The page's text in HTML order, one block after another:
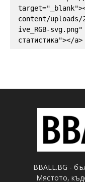
content/uploads/
ive_RGB-
статистика"></a>
BBALL.BG -
Мястото,